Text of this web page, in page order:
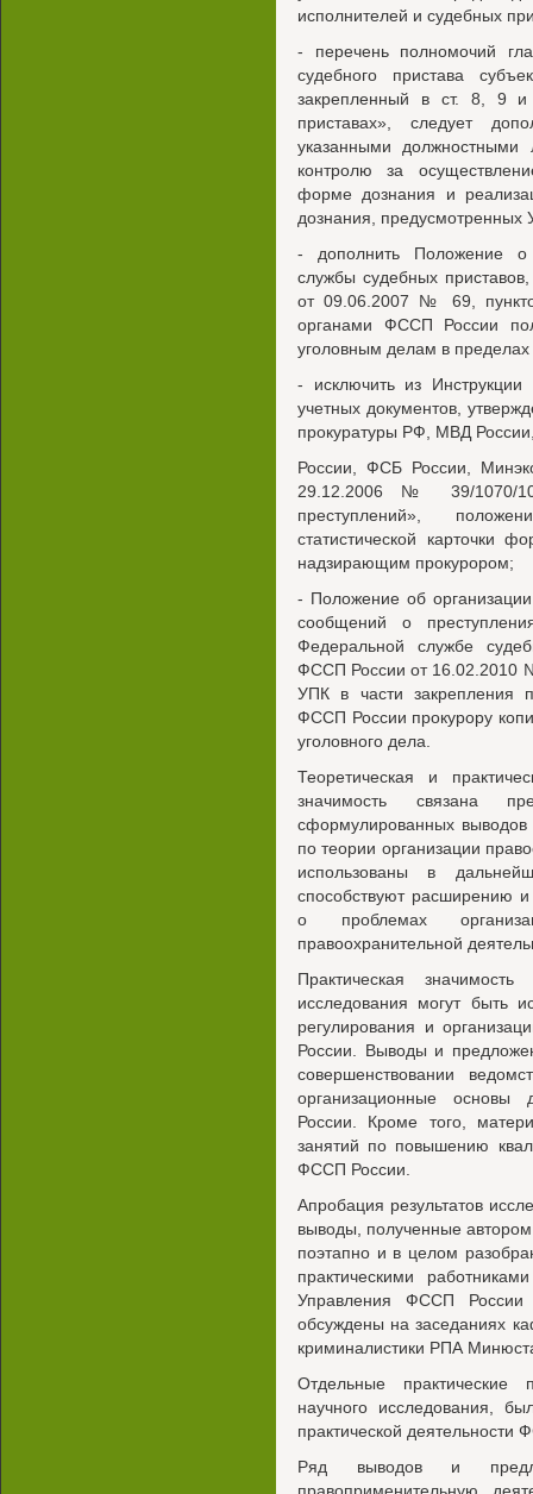
исполнителей и судебных
- перечень полномочий
судебного пристава
закрепленный в ст. 8, 9
приставах», следует
указанными должностными
контролю за
форме дознания и
дознания, предусмотренных
- дополнить Положение о
службы судебных
от 09.06.2007 № 69,
органами ФССП России
уголовным делам в
- исключить из
учетных документов,
прокуратуры РФ, МВД
России, ФСБ России,
29.12.2006 № 39/1070/
преступлений»,
статистической
надзирающим прокурором;
- Положение об
сообщений о
Федеральной службе
ФССП России от 16.02.2010 №
УПК в части закрепления
ФССП России прокурору
уголовного дела.
Теоретическая и
значимость связана
сформулированных
по теории организации
использованы в
способствуют расширению
о проблемах
правоохранительной
Практическая
исследования могут быть
регулирования и
России. Выводы и
совершенствовании
организационные основы
России. Кроме того,
занятий по повышению
ФССП России.
Апробация результатов
выводы, полученные автором
поэтапно и в целом
практическими
Управления ФССП России
обсуждены на заседаниях
криминалистики РПА
Отдельные
научного исследования,
практической деятельности
Ряд выводов и